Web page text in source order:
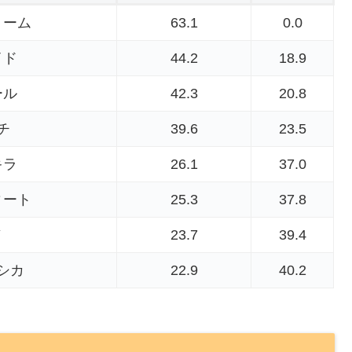
ム 63.1 0.0
44.2 18.9
ル 42.3 20.8
39.6 23.5
26.1 37.0
ト 25.3 37.8
23.7 39.4
カ 22.9 40.2